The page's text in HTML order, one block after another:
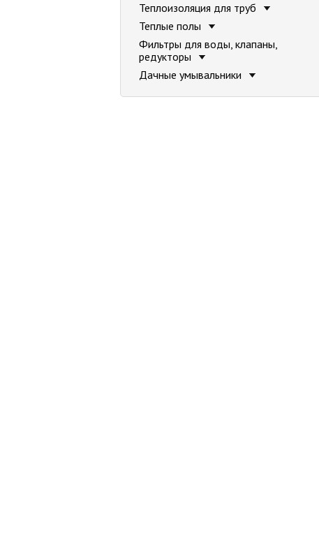
Теплоизоляция для труб
Теплые полы
Фильтры для воды, клапаны,
редукторы
Дачные умывальники